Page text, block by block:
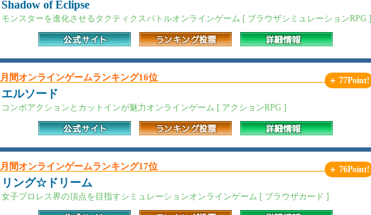
Shadow of Eclipse
モンスターを進化させるタクティクスバトルオンラインゲーム [ ブラウザシミュレーションRPG ]
＋ 77Point!
月間オンラインゲームランキング16位
エルソード
コンボアクションとカットインが魅力オンラインゲーム [ アクションRPG ]
＋ 76Point!
月間オンラインゲームランキング17位
リング☆ドリーム
女子プロレス界の頂点を目指すシミュレーションオンラインゲーム [ ブラウザカード ]